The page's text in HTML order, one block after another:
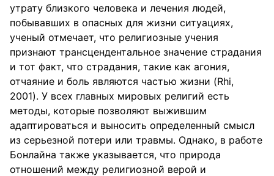
утрату близкого человека и лечения людей,
побывавших в опасных для жизни ситуациях,
ученый отмечает, что религиозные учения
признают трансцендентальное значение страдания
и тот факт, что страдания, такие как агония,
отчаяние и боль являются частью жизни (Rhi,
2001). У всех главных мировых религий есть
методы, которые позволяют выжившим
адаптироваться и выносить определенный смысл
из серьезной потери или травмы. Однако, в работе
Бонлайна также указывается, что природа
отношений между религиозной верой и